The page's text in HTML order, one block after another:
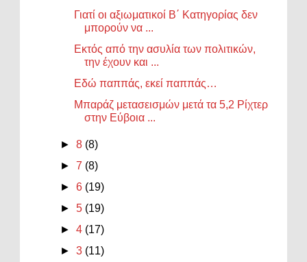
Γιατί οι αξιωματικοί Β΄ Κατηγορίας δεν
μπορούν να ...
Εκτός από την ασυλία των πολιτικών,
την έχουν και ...
Εδώ παππάς, εκεί παππάς…
Μπαράζ μετασεισμών μετά τα 5,2 Ρίχτερ
στην Εύβοια ...
►8 (8)
►7 (8)
►6 (19)
►5 (19)
►4 (17)
►3 (11)